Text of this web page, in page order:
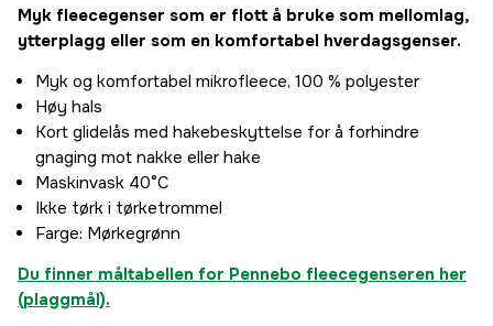
2XL
128 kr
Myk fleecegenser som er flott å bruke som mellomlag,
ytterplagg eller som en komfortabel hverdagsgenser.
Myk og komfortabel mikrofleece, 100 % polyester
Høy hals
Kort glidelås med hakebeskyttelse for å forhindre
gnaging mot nakke eller hake
Maskinvask 40°C
Ikke tørk i tørketrommel
Farge: Mørkegrønn
Du finner måltabellen for Pennebo fleecegenseren her
(plaggmål).